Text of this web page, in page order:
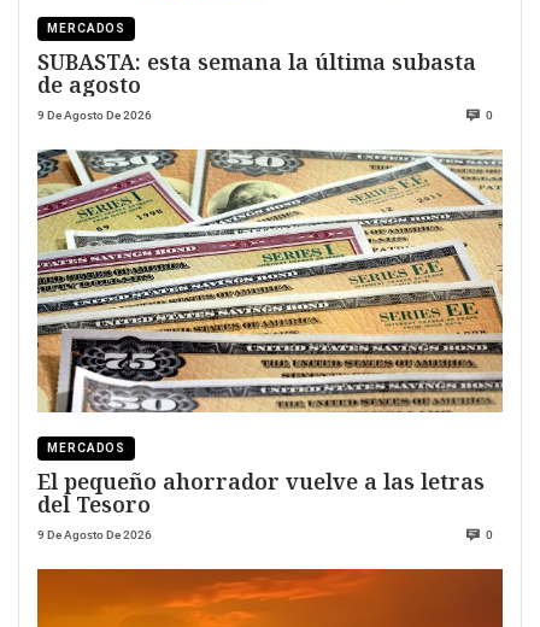
MERCADOS
SUBASTA: esta semana la última subasta
de agosto
9 De Agosto De 2026 0
MERCADOS
El pequeño ahorrador vuelve a las letras
del Tesoro
9 De Agosto De 2026 0